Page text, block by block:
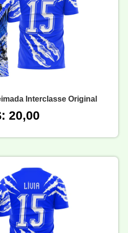
Interclasse Original
20,00